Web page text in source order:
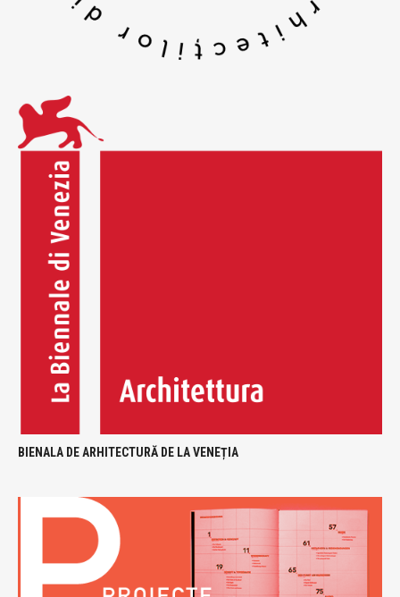
BIENALA DE ARHITECTURĂ DE LA VENEȚIA